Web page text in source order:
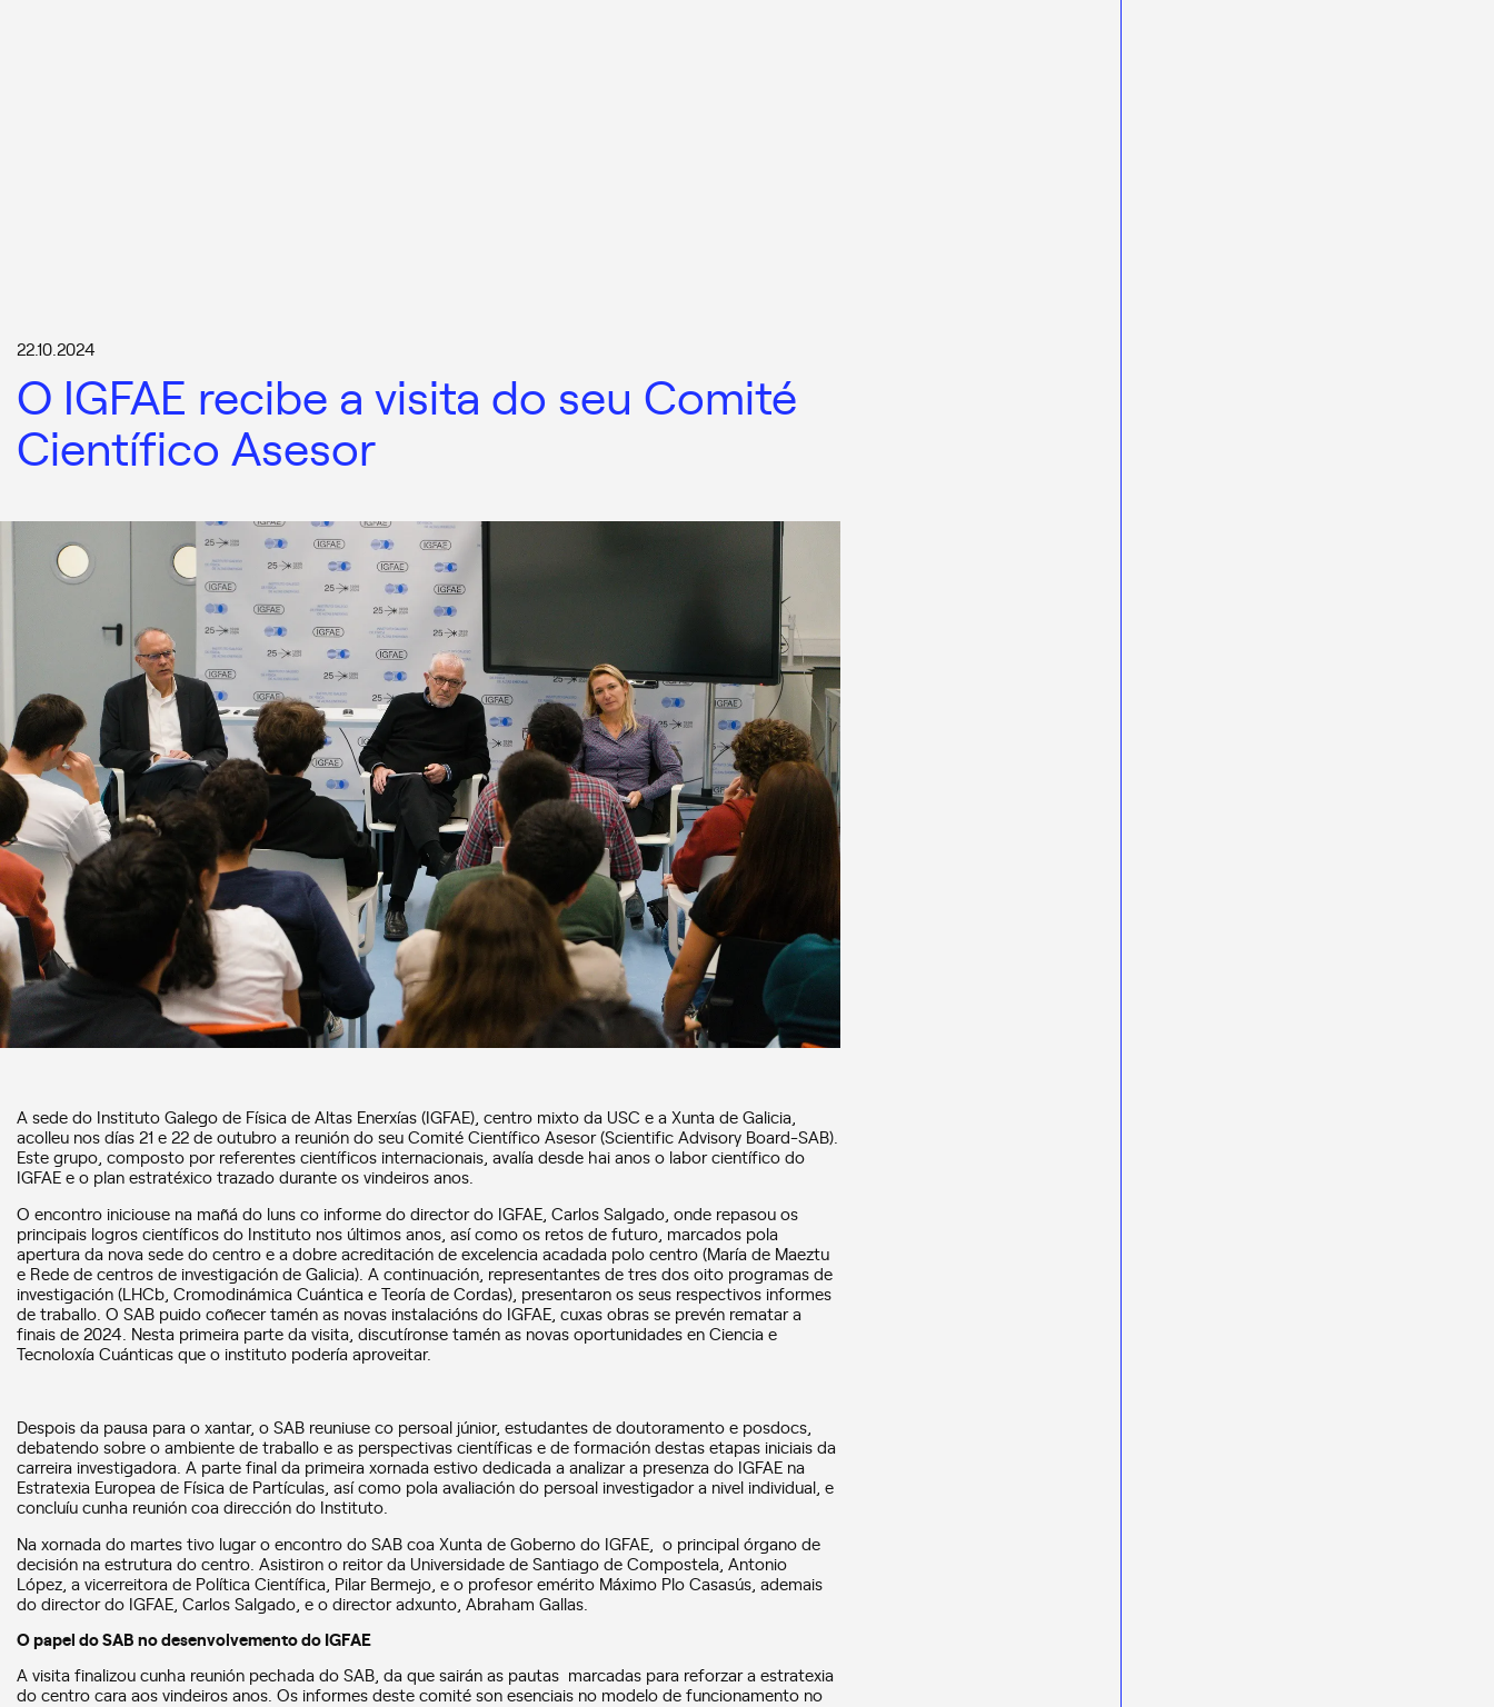
22.10.2024
O IGFAE recibe a visita do seu Comité
Científico Asesor
A sede do Instituto Galego de Física de Altas Enerxías (IGFAE), centro mixto da USC e a Xunta de Galicia,
acolleu nos días 21 e 22 de outubro a reunión do seu Comité Científico Asesor (Scientific Advisory Board-SAB).
Este grupo, composto por referentes científicos internacionais, avalía desde hai anos o labor científico do
IGFAE e o plan estratéxico trazado durante os vindeiros anos.
O encontro iniciouse na mañá do luns co informe do director do IGFAE, Carlos Salgado, onde repasou os
principais logros científicos do Instituto nos últimos anos, así como os retos de futuro, marcados pola
apertura da nova sede do centro e a dobre acreditación de excelencia acadada polo centro (María de Maeztu
e Rede de centros de investigación de Galicia). A continuación, representantes de tres dos oito programas de
investigación (LHCb, Cromodinámica Cuántica e Teoría de Cordas), presentaron os seus respectivos informes
de traballo. O SAB puido coñecer tamén as novas instalacións do IGFAE, cuxas obras se prevén rematar a
finais de 2024. Nesta primeira parte da visita, discutíronse tamén as novas oportunidades en Ciencia e
Tecnoloxía Cuánticas que o instituto podería aproveitar.
Despois da pausa para o xantar, o SAB reuniuse co persoal júnior, estudantes de doutoramento e posdocs,
debatendo sobre o ambiente de traballo e as perspectivas científicas e de formación destas etapas iniciais da
carreira investigadora. A parte final da primeira xornada estivo dedicada a analizar a presenza do IGFAE na
Estratexia Europea de Física de Partículas, así como pola avaliación do persoal investigador a nivel individual, e
concluíu cunha reunión coa dirección do Instituto.
Na xornada do martes tivo lugar o encontro do SAB coa Xunta de Goberno do IGFAE, o principal órgano de
decisión na estrutura do centro. Asistiron o reitor da Universidade de Santiago de Compostela, Antonio
López, a vicerreitora de Política Científica, Pilar Bermejo, e o profesor emérito Máximo Plo Casasús, ademais
do director do IGFAE, Carlos Salgado, e o director adxunto, Abraham Gallas.
O papel do SAB no desenvolvemento do IGFAE
A visita finalizou cunha reunión pechada do SAB, da que sairán as pautas marcadas para reforzar a estratexia
do centro cara aos vindeiros anos. Os informes deste comité son esenciais no modelo de funcionamento no